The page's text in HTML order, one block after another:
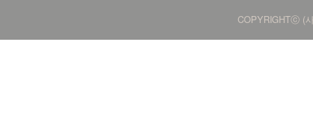
COPYRIGHTⓒ (